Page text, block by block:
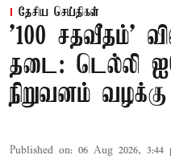
தேசிய செய்திகள்
'100 சதவீதம்'
தடை: டெல்லி
நிறுவனம் வழக்கு
Published on: 06 Aug 2026, 3:44